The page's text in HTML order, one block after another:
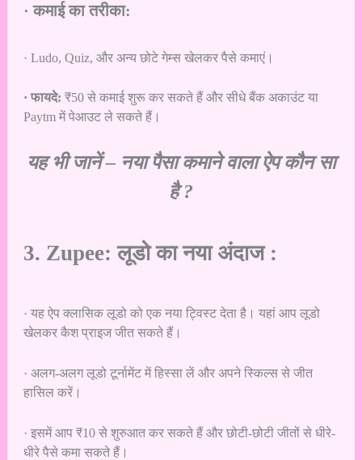
· कमाई का तरीका:
· Ludo, Quiz, और अन्य छोटे गेम्स खेलकर पैसे कमाएं।
· फायदे: ₹50 से कमाई शुरू कर सकते हैं और सीधे बैंक अकाउंट या
Paytm में पेआउट ले सकते हैं।
यह भी जानें – नया पैसा कमाने वाला ऐप कौन सा
है ?
3. Zupee: लूडो का नया अंदाज :
· यह ऐप क्लासिक लूडो को एक नया ट्विस्ट देता है। यहां आप लूडो
खेलकर कैश प्राइज जीत सकते हैं।
· अलग-अलग लूडो टूर्नामेंट में हिस्सा लें और अपने स्किल्स से जीत
हासिल करें।
· इसमें आप ₹10 से शुरुआत कर सकते हैं और छोटी-छोटी जीतों से धीरे-
धीरे पैसे कमा सकते हैं।